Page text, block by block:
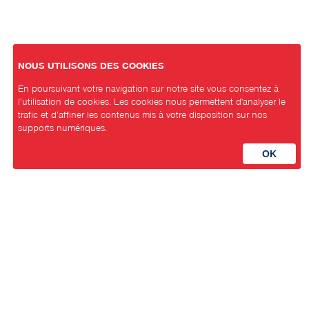
NOUS UTILISONS DES COOKIES
En poursuivant votre navigation sur notre site vous consentez à
l’utilisation de cookies. Les cookies nous permettent d'analyser le
trafic et d’affiner les contenus mis à votre disposition sur nos
supports numériques.